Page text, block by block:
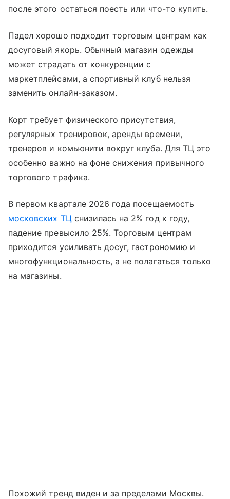
после этого остаться поесть или что-то купить.
Падел хорошо подходит торговым центрам как
досуговый якорь. Обычный магазин одежды
может страдать от конкуренции с
маркетплейсами, а спортивный клуб нельзя
заменить онлайн-заказом.
Корт требует физического присутствия,
регулярных тренировок, аренды времени,
тренеров и комьюнити вокруг клуба. Для ТЦ это
особенно важно на фоне снижения привычного
торгового трафика.
В первом квартале 2026 года посещаемость
московских ТЦ снизилась на 2% год к году,
падение превысило 25%. Торговым центрам
приходится усиливать досуг, гастрономию и
многофункциональность, а не полагаться только
на магазины.
Похожий тренд виден и за пределами Москвы.